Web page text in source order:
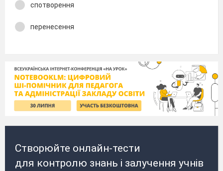
спотворення
перенесення
Створюйте онлайн-тести
для контролю знань і залучення учнів